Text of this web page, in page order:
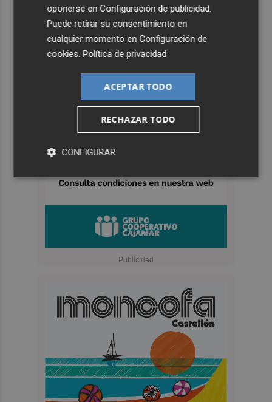
oponerse enConfiguración de publicidad
Puede retirar su consentimiento en
cualquier momento enConfiguración de
cookies .Política de privacidad
ACEPTAR TODO
RECHAZAR TODO
CONFIGURAR